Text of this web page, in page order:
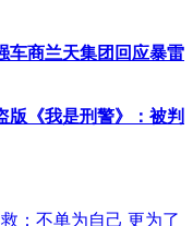
车商兰天集团回应暴雷
版《我是刑警》：被判